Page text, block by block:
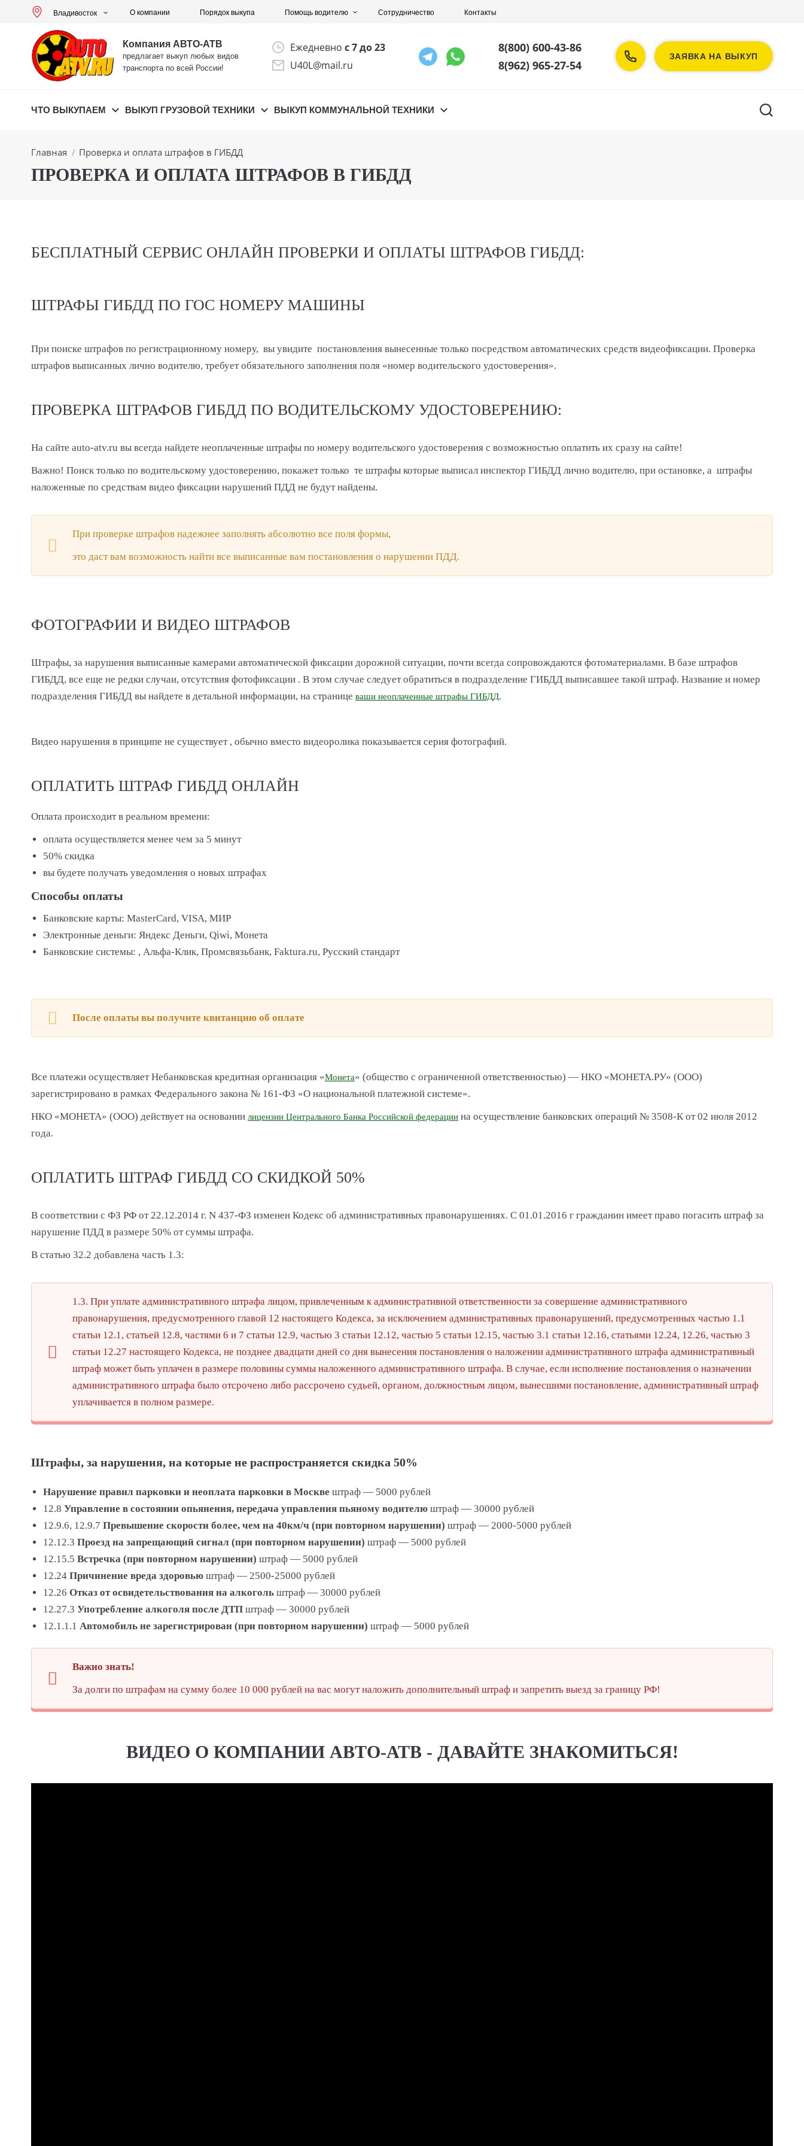
Владивосток О компании Порядок выкупа Помощь водителю Сотрудничество Контакты
Компания АВТО-АТВ
предлагает выкуп любых видов
транспорта по всей России!
Ежедневнос 7 до 23
U40L@mail.ru
8(800) 600-43-86
8(962) 965-27-54
ЗАЯВКА НА ВЫКУП
ЧТО ВЫКУПАЕМ ВЫКУП ГРУЗОВОЙ ТЕХНИКИ ВЫКУП КОММУНАЛЬНОЙ ТЕХНИКИ
Вы здесь:
Главная Проверка и оплата штрафов в ГИБДД
ПРОВЕРКА И ОПЛАТА ШТРАФОВ В ГИБДД
БЕСПЛАТНЫЙ СЕРВИС ОНЛАЙН ПРОВЕРКИ И ОПЛАТЫ ШТРАФОВ ГИБДД:
ШТРАФЫ ГИБДД ПО ГОС НОМЕРУ МАШИНЫ
При поиске штрафов по регистрационному номеру, вы увидите постановления вынесенные только посредством автоматических средств видеофиксации. Проверка
штрафов выписанных лично водителю, требует обязательного заполнения поля «номер водительского удостоверения».
ПРОВЕРКА ШТРАФОВ ГИБДД ПО ВОДИТЕЛЬСКОМУ УДОСТОВЕРЕНИЮ:
На сайте auto-atv.ru вы всегда найдете неоплаченные штрафы по номеру водительского удостоверения с возможностью оплатить их сразу на сайте!
Важно! Поиск только по водительскому удостоверению, покажет только те штрафы которые выписал инспектор ГИБДД лично водителю, при остановке, а штрафы
наложенные по средствам видео фиксации нарушений ПДД не будут найдены.
При проверке штрафов надежнее заполнять абсолютно все поля формы,
это даст вам возможность найти все выписанные вам постановления о нарушении ПДД.
ФОТОГРАФИИ И ВИДЕО ШТРАФОВ
Штрафы, за нарушения выписанные камерами автоматической фиксации дорожной ситуации, почти всегда сопровождаются фотоматериалами. В базе штрафов
ГИБДД, все еще не редки случаи, отсутствия фотофиксации . В этом случае следует обратиться в подразделение ГИБДД выписавшее такой штраф. Название и номер
подразделения ГИБДД вы найдете в детальной информации, на странице ваши неоплаченные штрафы ГИБДД.
Видео нарушения в принципе не существует , обычно вместо видеоролика показывается серия фотографий.
ОПЛАТИТЬ ШТРАФ ГИБДД ОНЛАЙН
Оплата происходит в реальном времени:
оплата осуществляется менее чем за 5 минут
50% скидка
вы будете получать уведомления о новых штрафах
Способы оплаты
Банковские карты: MasterCard, VISA, МИР
Электронные деньги: Яндекс Деньги, Qiwi, Монета
Банковские системы: , Альфа-Клик, Промсвязьбанк, Faktura.ru, Русский стандарт
После оплаты вы получите квитанцию об оплате
Все платежи осуществляет Небанковская кредитная организация «Монета» (общество с ограниченной ответственностью) — НКО «МОНЕТА.РУ» (ООО)
зарегистрировано в рамках Федерального закона № 161-ФЗ «О национальной платежной системе».
НКО «МОНЕТА» (ООО) действует на основании лицензии Центрального Банка Российской федерации на осуществление банковских операций № 3508-К от 02 июля 2012
года.
ОПЛАТИТЬ ШТРАФ ГИБДД СО СКИДКОЙ 50%
В соответствии с ФЗ РФ от 22.12.2014 г. N 437-ФЗ изменен Кодекс об административных правонарушениях. С 01.01.2016 г гражданин имеет право погасить штраф за
нарушение ПДД в размере 50% от суммы штрафа.
В статью 32.2 добавлена часть 1.3:
1.3. При уплате административного штрафа лицом, привлеченным к административной ответственности за совершение административного
правонарушения, предусмотренного главой 12 настоящего Кодекса, за исключением административных правонарушений, предусмотренных частью 1.1
статьи 12.1, статьей 12.8, частями 6 и 7 статьи 12.9, частью 3 статьи 12.12, частью 5 статьи 12.15, частью 3.1 статьи 12.16, статьями 12.24, 12.26, частью 3
статьи 12.27 настоящего Кодекса, не позднее двадцати дней со дня вынесения постановления о наложении административного штрафа административный
штраф может быть уплачен в размере половины суммы наложенного административного штрафа. В случае, если исполнение постановления о назначении
административного штрафа было отсрочено либо рассрочено судьей, органом, должностным лицом, вынесшими постановление, административный штраф
уплачивается в полном размере.
Штрафы, за нарушения, на которые не распространяется скидка 50%
Нарушение правил парковки и неоплата парковки в Москве штраф — 5000 рублей
12.8 Управление в состоянии опьянения, передача управления пьяному водителю штраф — 30000 рублей
12.9.6, 12.9.7 Превышение скорости более, чем на 40км/ч (при повторном нарушении) штраф — 2000-5000 рублей
12.12.3 Проезд на запрещающий сигнал (при повторном нарушении) штраф — 5000 рублей
12.15.5 Встречка (при повторном нарушении) штраф — 5000 рублей
12.24 Причинение вреда здоровью штраф — 2500-25000 рублей
12.26 Отказ от освидетельствования на алкоголь штраф — 30000 рублей
12.27.3 Употребление алкоголя после ДТП штраф — 30000 рублей
12.1.1.1 Автомобиль не зарегистрирован (при повторном нарушении) штраф — 5000 рублей
Важно знать!
За долги по штрафам на сумму более 10 000 рублей на вас могут наложить дополнительный штраф и запретить выезд за границу РФ!
ВИДЕО О КОМПАНИИ АВТО-АТВ - ДАВАЙТЕ ЗНАКОМИТЬСЯ!